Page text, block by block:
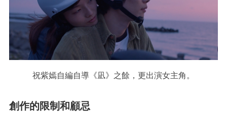
祝紫嫣自編自導《凪》之餘，更出演女主角。
創作的限制和顧忌